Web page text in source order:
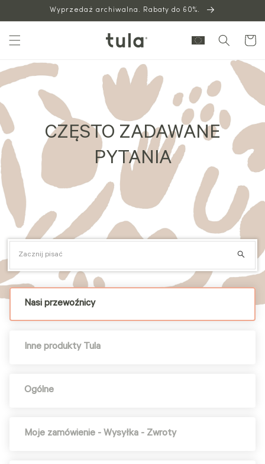
Wyprzedaż archiwalna. Rabaty do 60%.
Wózek
CZĘSTO ZADAWANE
PYTANIA
Nasi przewoźnicy
Inne produkty Tula
Ogólne
Moje zamówienie - Wysyłka - Zwroty